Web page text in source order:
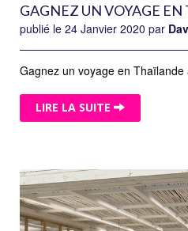
GAGNEZ UN VOYAGE
publié le 24 Janvier 2020 par
Gagnez un voyage en Thaïlande
LIRE LA SUITE